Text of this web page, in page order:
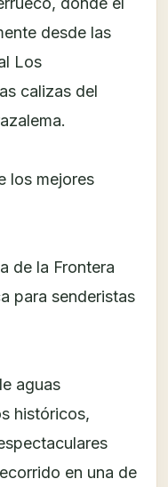
desde las
Los
calizas del
los mejores
de la Frontera
para senderistas
aguas
históricos,
en una de